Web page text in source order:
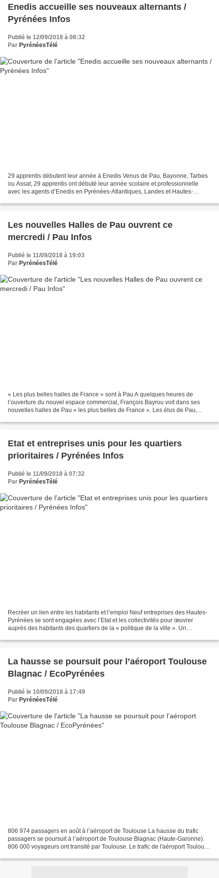
Enedis accueille ses nouveaux alternants /
Pyrénées Infos
Publié le 12/09/2018 à 08:32
Par PyrénéesTélé
29 apprentis débutent leur année à Enedis Venus de Pau, Bayonne, Tarbes
ou Assat, 29 apprentis ont débuté leur année scolaire et professionnelle
avec les agents d’Enedis en Pyrénées-Atlantiques, Landes et Hautes-
Les nouvelles Halles de Pau ouvrent ce
mercredi / Pau Infos
Publié le 11/09/2018 à 19:03
Par PyrénéesTélé
« Les plus belles halles de France » sont à Pau A quelques heures de
l’ouverture du nouvel espace commercial, François Bayrou voit dans ses
nouvelles halles de Pau « les plus belles de France ». Les élus de Pau,
Etat et entreprises unis pour les quartiers
prioritaires / Pyrénées Infos
Publié le 11/09/2018 à 07:32
Par PyrénéesTélé
Recréer un lien entre les habitants et l’emploi Neuf entreprises des Hautes-
Pyrénées se sont engagées avec l’Etat et les collectivités pour œuvrer
auprès des habitants des quartiers de la « politique de la ville ». Un
La hausse se poursuit pour l’aéroport Toulouse
Blagnac / EcoPyrénées
Publié le 10/09/2018 à 17:49
Par PyrénéesTélé
806 974 passagers en août à l’aéroport de Toulouse La hausse du trafic
passagers se poursuit à l’aéroport de Toulouse Blagnac (Haute-Garonne).
806 000 voyageurs ont transité par Toulouse. Le trafic de l'aéroport Toulouse